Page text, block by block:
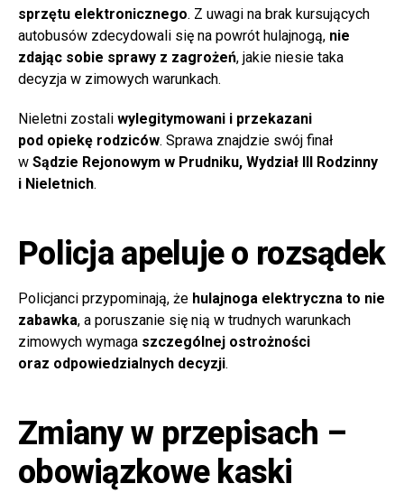
sprzętu elektronicznego. Z uwagi na brak kursujących
autobusów zdecydowali się na powrót hulajnogą, nie
zdając sobie sprawy z zagrożeń, jakie niesie taka
decyzja w zimowych warunkach.
Nieletni zostali wylegitymowani i przekazani
pod opiekę rodziców. Sprawa znajdzie swój finał
w Sądzie Rejonowym w Prudniku, Wydział III Rodzinny
i Nieletnich.
Policja apeluje o rozsądek
Policjanci przypominają, że hulajnoga elektryczna to nie
zabawka, a poruszanie się nią w trudnych warunkach
zimowych wymaga szczególnej ostrożności
oraz odpowiedzialnych decyzji.
Zmiany w przepisach –
obowiązkowe kaski